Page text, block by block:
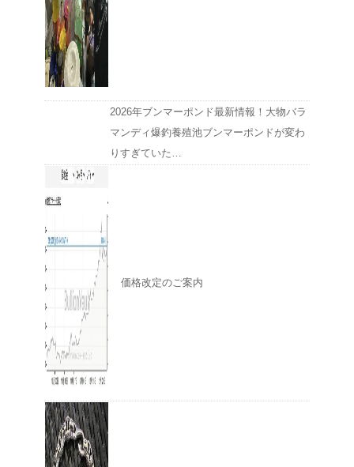
2026年ブンマーポンド最新情報！大物バラ
マンディ爆釣養殖池ブンマーポンドが変わ
りすぎていた…
価格改定のご案内